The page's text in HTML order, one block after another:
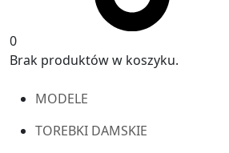
0
Brak produktów w koszyku.
MODELE
TOREBKI DAMSKIE